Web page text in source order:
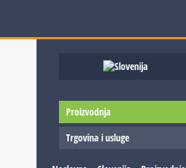
Proizvodnja
Trgovina i usluge